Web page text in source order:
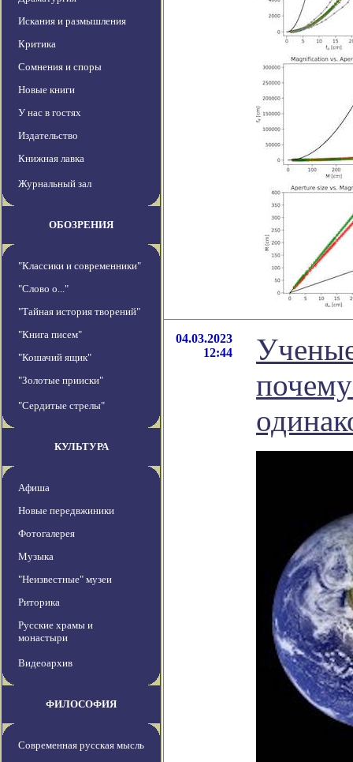
Искания и размышления
Критика
Сомнения и споры
Новые книги
У нас в гостях
Издательство
Книжная лавка
Журнальный зал
ОБОЗРЕНИЯ
"Классики и современники"
"Слово о..."
"Тайная история творений"
"Книга писем"
"Кошачий ящик"
"Золотые прииски"
"Сердитые стрелы"
КУЛЬТУРА
Афиша
Новые передвжиники
Фотогалерея
Музыка
"Неизвестные" музеи
Риторика
Русские храмы и
монастыри
Видеоархив
ФИЛОСОФИЯ
Современная русская мысль
04.03.2023
12:44